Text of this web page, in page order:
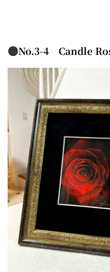
No.3-4 Candle